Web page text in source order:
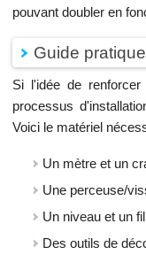
pouvant doubler en
Guide
Si l'idée de
processus
Voici le matériel
Un mètre et un
Une perceuse/
Un niveau et un
Des outils de